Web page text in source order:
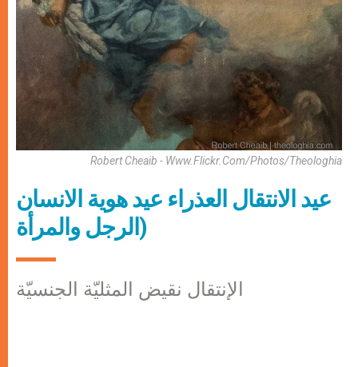
Robert Cheaib - Www.flickr.com/photos/theologhia
عيد الانتقال العذراء عيد هوية الانسان
(الرجل والمرأة
الإنتقال نقيض المثليّة الجنسيّة